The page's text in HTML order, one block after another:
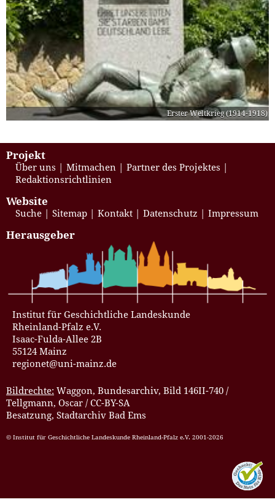
Erster Weltkrieg (1914-1918)
Projekt
Über uns Mitmachen
Partner des Projektes
Redaktionsrichtlinien
Website
Suche Sitemap Kontakt Datenschutz Impressum
Herausgeber
Institut für Geschichtliche Landeskunde
Rheinland-Pfalz e.V.
Isaac-Fulda-Allee 2B
55124 Mainz
regionet@uni-mainz.de
Bildrechte: Waggon, Bundesarchiv, Bild 146II-740 /
Tellgmann, Oscar / CC-BY-SA
Besatzung, Stadtarchiv Bad Ems
© Institut für Geschichtliche Landeskunde Rheinland-Pfalz e.V. 2001-2026